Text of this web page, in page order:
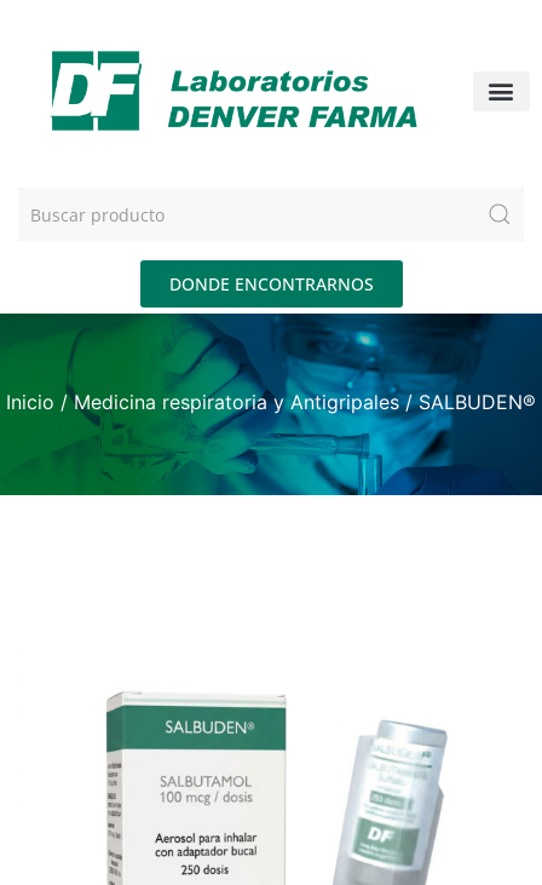
DONDE ENCONTRARNOS
Inicio /Medicina respiratoria y Antigripales/ SALBUDEN®